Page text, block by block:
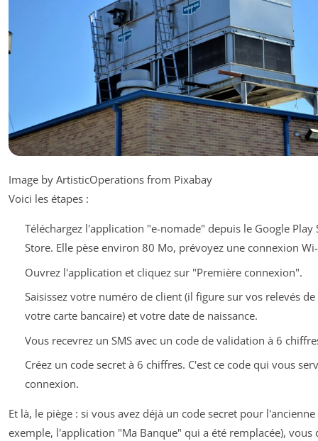
Image by ArtisticOperations from Pixabay
Voici les étapes :
Téléchargez l'application "e-nomade" depuis le Google Play
Store. Elle pèse environ 80 Mo, prévoyez une connexion
Ouvrez l'application et cliquez sur "Première connexion".
Saisissez votre numéro de client (il figure sur vos relevés
votre carte bancaire) et votre date de naissance.
Vous recevrez un SMS avec un code de validation à 6
Créez un code secret à 6 chiffres. C'est ce code qui vous
connexion.
Et là, le piège : si vous avez déjà un code secret pour
exemple, l'application "Ma Banque" qui a été remplacée), vous